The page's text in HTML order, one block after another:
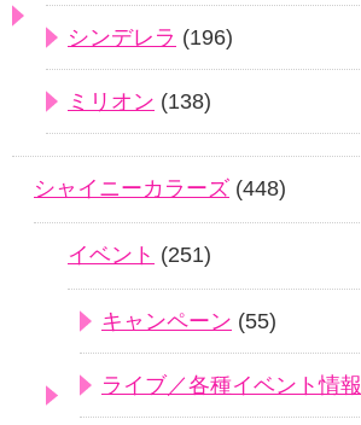
シンデレラ (196)
ミリオン (138)
シャイニーカラーズ (448)
イベント (251)
キャンペーン (55)
ライブ／各種イベント情報